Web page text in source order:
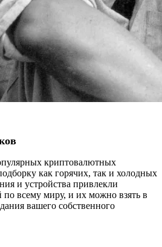
криптовалютных
как горячих, так и холодных
и устройства привлекли
по всему миру, и их можно взять в
вашего собственного